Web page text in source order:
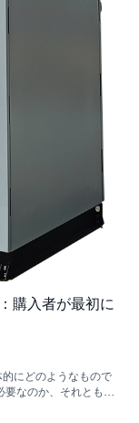
購入者が最初に
にどのようなもので
要なのか、それとも独